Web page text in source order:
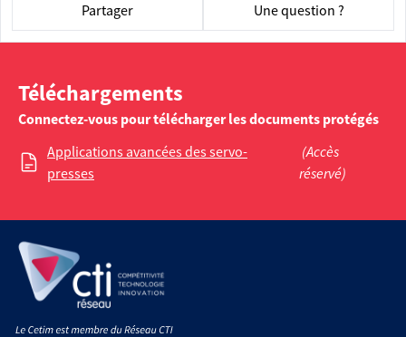
Partager
Une question ?
Téléchargements
Connectez-vous pour télécharger les documents protégés
Applications avancées des servo-
presses
(Accès
réservé)